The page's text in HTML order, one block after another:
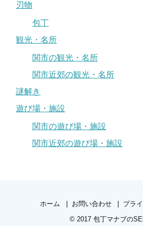
刃物
包丁
観光・名所
関市の観光・名所
関市近郊の観光・名所
謎解き
遊び場・施設
関市の遊び場・施設
関市近郊の遊び場・施設
ホーム お問い合わせ
プラ
© 2017 包丁マナブの